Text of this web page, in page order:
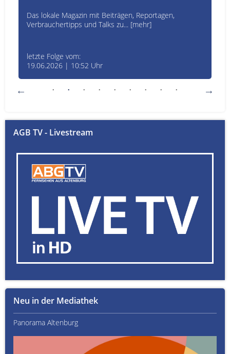
Das lokale Magazin mit Beiträgen, Reportagen,
Verbrauchertipps und Talks zu... [mehr]
letzte Folge vom:
19.06.2026 | 10:52 Uhr
AGB TV - Livestream
Neu in der Mediathek
Panorama Altenburg